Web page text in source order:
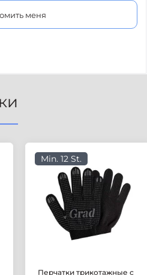
меня
Min. 12 St.
Перчатки трикотажные с